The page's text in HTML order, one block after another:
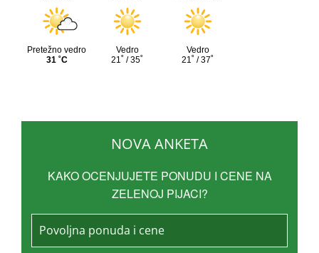
NOVA ANKETA
KAKO OCENJUJETE PONUDU I CENE NA
ZELENOJ PIJACI?
Povoljna ponuda i cene